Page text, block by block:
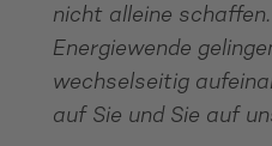
nicht alleine
Energiewende
wechselseitig
auf Sie und Sie auf